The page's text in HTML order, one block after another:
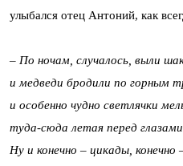
улыбался отец Антоний, как
– По ночам, случалось, выли
и медведи бродили по горным
и особенно чудно светлячки
туда-сюда летая перед
Ну и конечно – цикады,